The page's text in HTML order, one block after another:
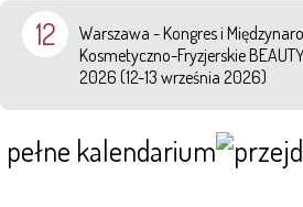
12
Warszawa - Kongres i
Kosmetyczno-Fryzjerskie
2026 (12-13 września 2026)
pełne kalendarium